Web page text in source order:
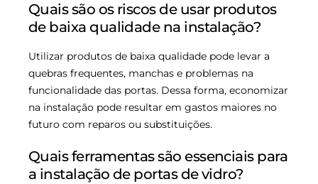
Quais são os riscos de usar produtos
de baixa qualidade na instalação?
Utilizar produtos de baixa qualidade pode levar a
quebras frequentes, manchas e problemas na
funcionalidade das portas. Dessa forma, economizar
na instalação pode resultar em gastos maiores no
futuro com reparos ou substituições.
Quais ferramentas são essenciais para
a instalação de portas de vidro?